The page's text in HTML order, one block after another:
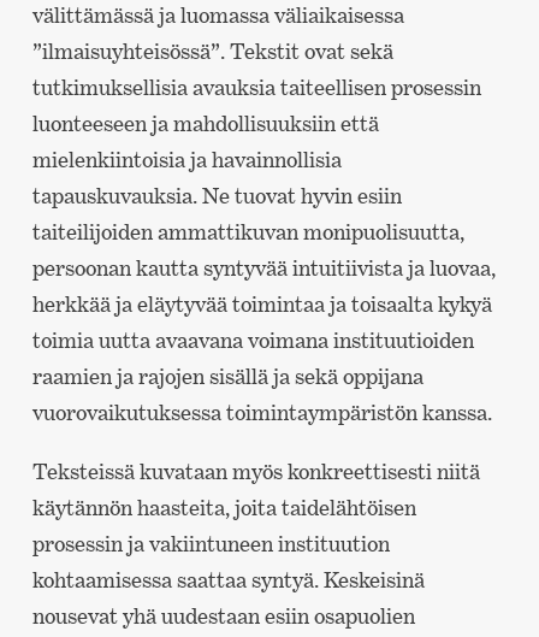
välittämässä ja luomassa väliaikaisessa
”ilmaisuyhteisössä”. Tekstit ovat sekä
tutkimuksellisia avauksia taiteellisen prosessin
luonteeseen ja mahdollisuuksiin että
mielenkiintoisia ja havainnollisia
tapauskuvauksia. Ne tuovat hyvin esiin
taiteilijoiden ammattikuvan monipuolisuutta,
persoonan kautta syntyvää intuitiivista ja luovaa,
herkkää ja eläytyvää toimintaa ja toisaalta kykyä
toimia uutta avaavana voimana instituutioiden
raamien ja rajojen sisällä ja sekä oppijana
vuorovaikutuksessa toimintaympäristön kanssa.
Teksteissä kuvataan myös konkreettisesti niitä
käytännön haasteita, joita taidelähtöisen
prosessin ja vakiintuneen instituution
kohtaamisessa saattaa syntyä. Keskeisinä
nousevat yhä uudestaan esiin osapuolien